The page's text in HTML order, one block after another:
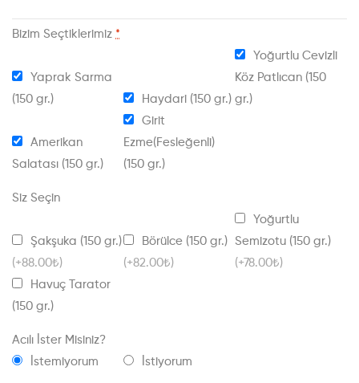
puanına
dayanarak 5
Bizim Seçtiklerimiz *
Yaprak Sarma
(150 gr.)
Haydari (150 gr.)
Yoğurtlu Cevizli
Köz Patlıcan (150
gr.)
Amerikan
Salatası (150 gr.)
Girit
Ezme(Fesleğenli)
(150 gr.)
Siz Seçin
Şakşuka (150 gr.)
(+88.00₺)
Börülce (150 gr.)
(+82.00₺)
Yoğurtlu
Semizotu (150 gr.)
(+78.00₺)
Havuç Tarator
(150 gr.)
Acılı İster Misiniz?
İstemiyorum
İstiyorum